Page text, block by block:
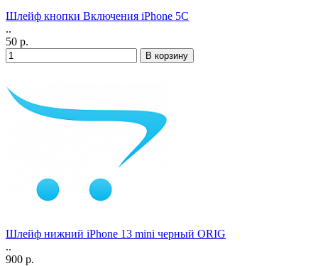
Шлейф кнопки Включения iPhone 5C
..
50 р.
Шлейф нижний iPhone 13 mini черный ORIG
..
900 р.